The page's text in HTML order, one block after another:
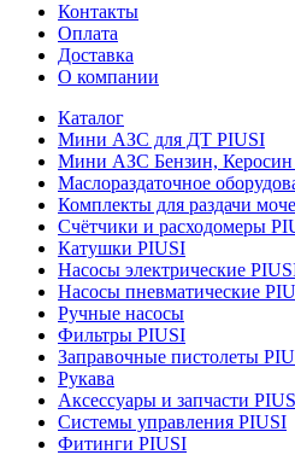
Контакты
Оплата
Доставка
О компании
Каталог
Мини АЗС для ДТ PIUSI
Мини АЗС Бензин, Керосин
Маслораздаточное
Комплекты для раздачи
Счётчики и расходомеры
Катушки PIUSI
Насосы электрические
Насосы пневматические
Ручные насосы
Фильтры PIUSI
Заправочные пистолеты
Рукава
Аксессуары и запчасти
Системы управления PIUSI
Фитинги PIUSI